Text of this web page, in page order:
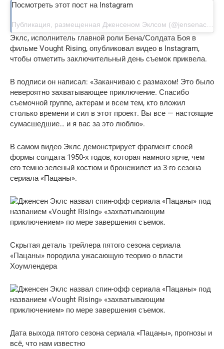
Посмотреть этот пост на Instagram
Публикация, размещенная Дженсеном Эклсом (@jensenackles)
Эклс, исполнитель главной роли Бена/Солдата Боя в
фильме Vought Rising, опубликовал видео в Instagram,
чтобы отметить заключительный день съемок приквела.
В подписи он написал: «Заканчиваю с размахом! Это было
невероятно захватывающее приключение. Спасибо
съемочной группе, актерам и всем тем, кто вложил
столько времени и сил в этот проект. Вы все — настоящие
сумасшедшие… и я вас за это люблю».
В самом видео Эклс демонстрирует фрагмент своей
формы солдата 1950-х годов, которая намного ярче, чем
его темно-зеленый костюм и бронежилет из 3-го сезона
сериала «Пацаны».
Скрытая деталь трейлера пятого сезона сериала
«Пацаны» породила ужасающую теорию о власти
Хоумлендера
Дата выхода пятого сезона сериала «Пацаны», прогнозы и
всё, что нам известно